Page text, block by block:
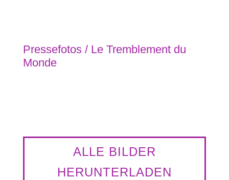
Pressefotos / Le Tremblement du
Monde
ALLE BILDER
HERUNTERLADEN